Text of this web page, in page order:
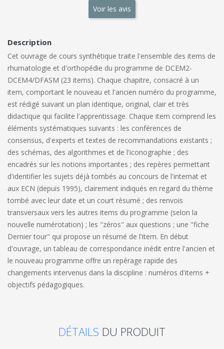
Voir les avis
Description
Cet ouvrage de cours synthétique traite l'ensemble des items de
rhumatologie et d'orthopédie du programme de DCEM2-
DCEM4/DFASM (23 items). Chaque chapitre, consacré à un
item, comportant le nouveau et l'ancien numéro du programme,
est rédigé suivant un plan identique, original, clair et très
didactique qui facilite l'apprentissage. Chaque item comprend les
éléments systématiques suivants : les conférences de
consensus, d'experts et textes de recommandations existants ;
des schémas, des algorithmes et de l'iconographie ; des
encadrés sur les notions importantes ; des repères permettant
d'identifier les sujets déjà tombés au concours de l'internat et
aux ECN (depuis 1995), clairement indiqués en regard du thème
tombé avec leur date et un court résumé ; des renvois
transversaux vers les autres items du programme (selon la
nouvelle numérotation) ; les "zéros" aux questions ; une "fiche
Dernier tour" qui propose un résumé de l'item. En début
d'ouvrage, un tableau de correspondance inédit entre l'ancien et
le nouveau programme offre un repérage rapide des
changements intervenus dans la discipline : numéros d'items +
objectifs pédagogiques.
DÉTAILS DU PRODUIT